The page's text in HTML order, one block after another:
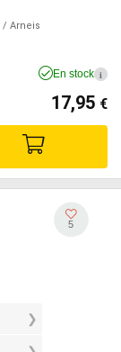
/ Arneis
En stock i
17,95 €
5